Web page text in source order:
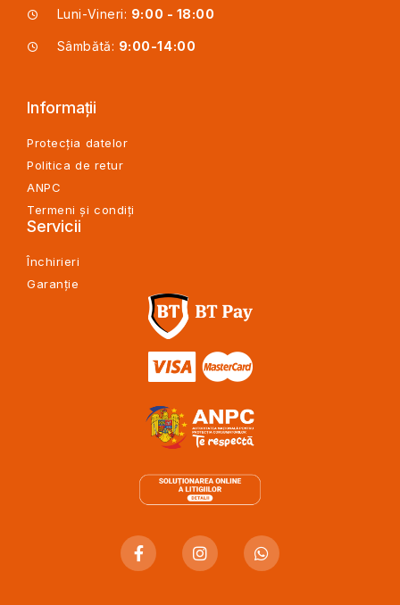
Luni-Vineri: 9:00 - 18:00
Sâmbătă: 9:00-14:00
Informații
Protecția datelor
Politica de retur
ANPC
Termeni și condiți
Servicii
Închirieri
Garanție